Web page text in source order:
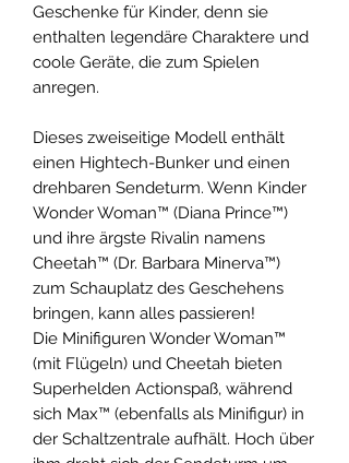
Geschenke für Kinder, denn sie
enthalten legendäre Charaktere und
coole Geräte, die zum Spielen
anregen.
Dieses zweiseitige Modell enthält
einen Hightech-Bunker und einen
drehbaren Sendeturm. Wenn Kinder
Wonder Woman™ (Diana Prince™)
und ihre ärgste Rivalin namens
Cheetah™ (Dr. Barbara Minerva™)
zum Schauplatz des Geschehens
bringen, kann alles passieren!
Die Minifiguren Wonder Woman™
(mit Flügeln) und Cheetah bieten
Superhelden Actionspaß, während
sich Max™ (ebenfalls als Minifigur) in
der Schaltzentrale aufhält. Hoch über